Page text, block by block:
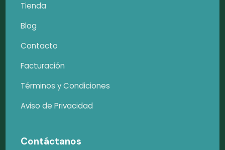
Tienda
Blog
Contacto
Facturación
Términos y Condiciones
Aviso de Privacidad
Contáctanos